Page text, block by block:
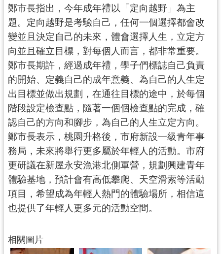
回
首
頁
網
站
導
覽
市
政
信
箱
常
見
問
答
園
市
鄭市長指出，今年成年禮以「定向越野」為主
題。定向越野是考驗自己，任何一個選擇都會改
變並且決定自己的未來，體會選擇人生，立定方
向並且確立目標，對每個人而言，都非常重要。
鄭市長期許，經過成年禮，學子們標誌自己負責
的開始、定義自己的成年意義、為自己的人生定
出目標並做出規劃，在通往目標的途中，於每個
階段設定檢查點，隨著一個個檢查點的完成，確
認自己的方向和腳步，為自己的人生立定方向。
鄭市長表示，桃園升格後，市府新設一級青年事
務局，未來將舉行更多屬於年輕人的活動。市府
更研議在新屋永安漁港北側軍營，規劃興建青年
體驗基地，預計會有高低攀爬、天空滑索等活動
項目，希望成為年輕人熱門的體驗場所，相信這
也提供了年輕人更多元的活動空間。
相關圖片